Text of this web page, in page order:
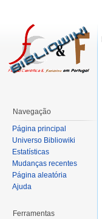
Navegação
Página principal
Universo Bibliowiki
Estatísticas
Mudanças recentes
Página aleatória
Ajuda
Ferramentas